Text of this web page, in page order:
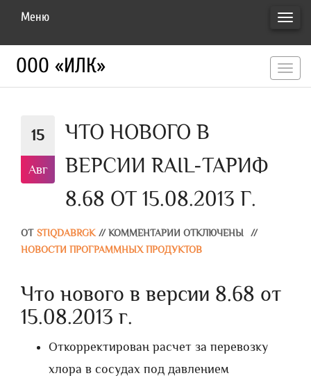
Меню
ООО «ИЛК»
15
Авг
ЧТО НОВОГО В
ВЕРСИИ RAIL-ТАРИФ
8.68 ОТ 15.08.2013 Г.
ОТ STIQDABRGK // КОММЕНТАРИИ ОТКЛЮЧЕНЫ
//
НОВОСТИ ПРОГРАММНЫХ ПРОДУКТОВ
Что нового в версии 8.68 от
15.08.2013 г.
Откорректирован расчет за перевозку
хлора в сосудах под давлением